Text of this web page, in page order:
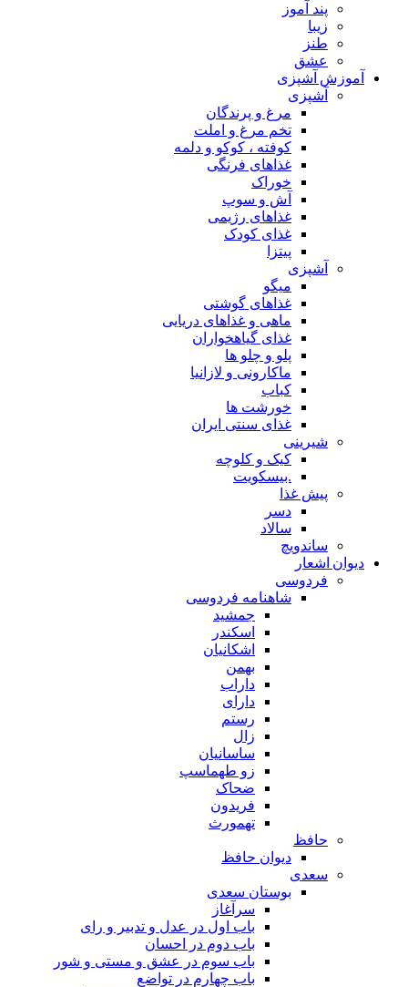
پند آموز
زیبا
طنز
عشق
آموزش آشپزی
آشپزی
مرغ و پرندگان
تخم مرغ و املت
کوفته ، کوکو و دلمه
غذاهای فرنگی
خوراک
آش و سوپ
غذاهای رژیمی
غذای کودک
پیتزا
آشپزی
میگو
غذاهای گوشتی
ماهی و غذاهای دریایی
غذای گیاهخواران
پلو و چلو ها
ماکارونی و لازانیا
کباب
خورشت ها
غذای سنتی ایران
شیرینی
کیک و کلوچه
.بیسکویت
پیش غذا
دسر
سالاد
ساندویچ
دیوان اشعار
فردوسی
شاهنامه فردوسی
جمشید
اسکندر
اشکانیان
بهمن
داراب
دارای
رستم
زال
ساسانیان
زو طهماسپ‏
ضحاک
فریدون
تهمورث
حافظ
دیوان حافظ
سعدی
بوستان سعدی
سرآغاز
باب اول در عدل و تدبیر و رای
باب دوم در احسان
باب سوم در عشق و مستی و شور
باب چهارم در تواضع